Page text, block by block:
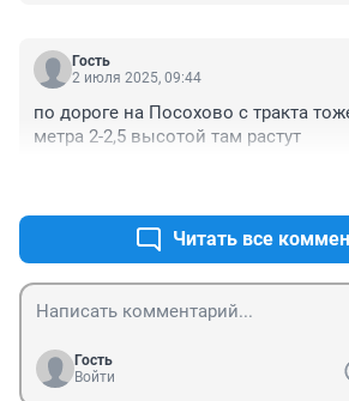
Гость
2 июля 2025, 09:44
по дороге на Посохово с тракта
метра 2-2,5 высотой там растут
Читать все
Гость
Войти